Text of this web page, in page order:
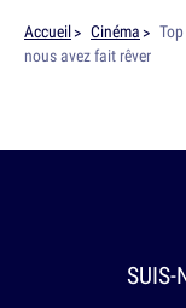
Accueil Cinéma
nous avez fait rêver
SUIS-